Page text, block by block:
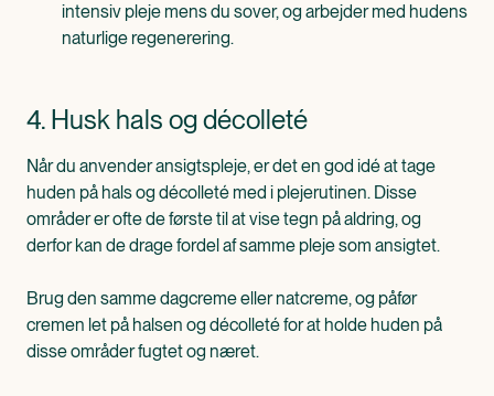
intensiv pleje mens du sover, og arbejder med hudens
naturlige regenerering.
4. Husk hals og décolleté
Når du anvender ansigtspleje, er det en god idé at tage
huden på hals og décolleté med i plejerutinen. Disse
områder er ofte de første til at vise tegn på aldring, og
derfor kan de drage fordel af samme pleje som ansigtet.
Brug den samme dagcreme eller natcreme, og påfør
cremen let på halsen og décolleté for at holde huden på
disse områder fugtet og næret.